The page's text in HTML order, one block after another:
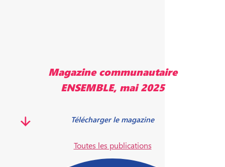
Magazine communautaire
ENSEMBLE, mai 2025
Télécharger le magazine
Toutes les publications